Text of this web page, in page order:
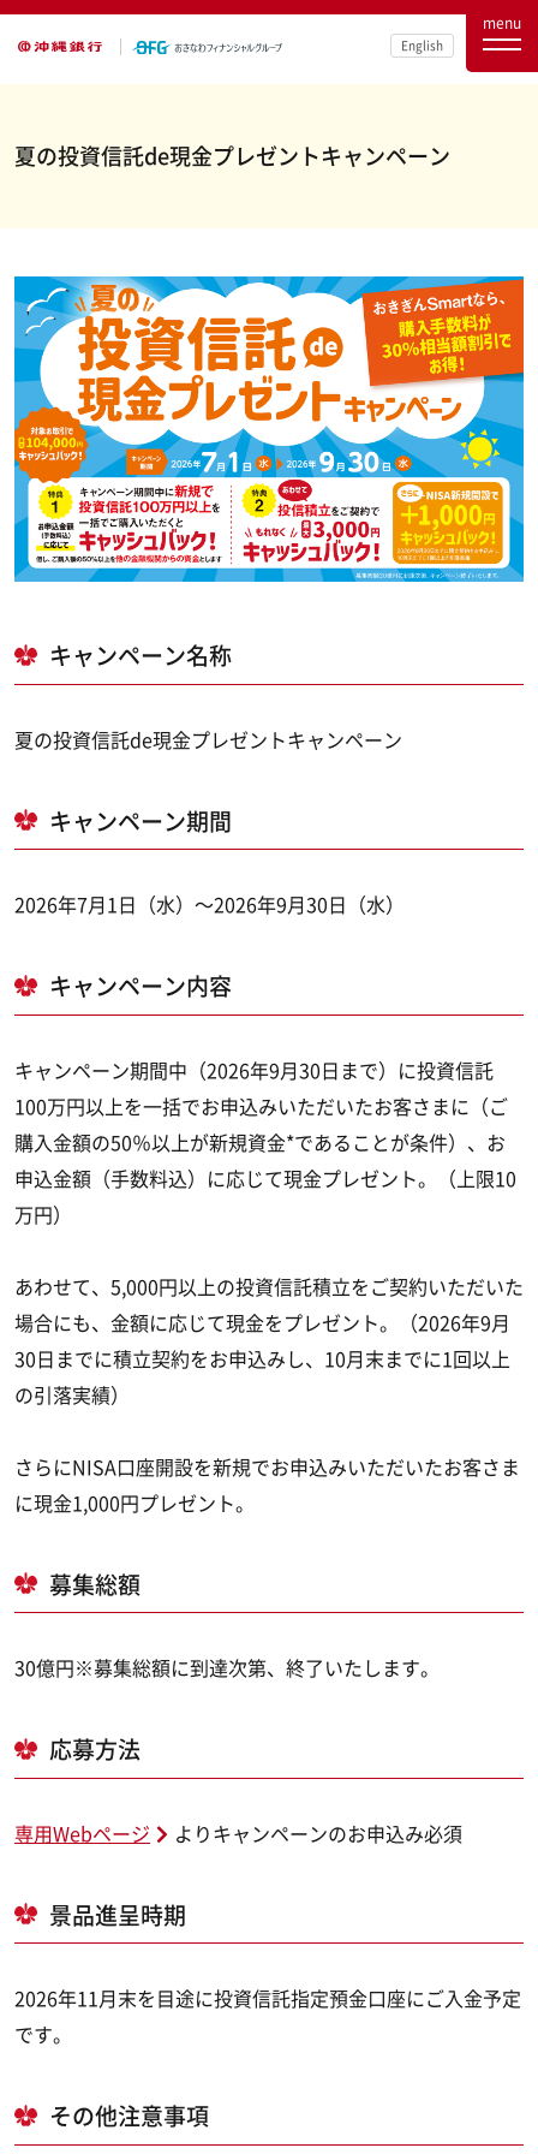
English
menu
夏の投資信託de現金プレゼントキャンペーン
キャンペーン名称
夏の投資信託de現金プレゼントキャンペーン
キャンペーン期間
2026年7月1日（水）～2026年9月30日（水）
キャンペーン内容
キャンペーン期間中（2026年9月30日まで）に投資信託
100万円以上を一括でお申込みいただいたお客さまに（ご
購入金額の50％以上が新規資金*であることが条件）、お
申込金額（手数料込）に応じて現金プレゼント。（上限10
万円）
あわせて、5,000円以上の投資信託積立をご契約いただいた
場合にも、金額に応じて現金をプレゼント。（2026年9月
30日までに積立契約をお申込みし、10月末までに1回以上
の引落実績）
さらにNISA口座開設を新規でお申込みいただいたお客さま
に現金1,000円プレゼント。
募集総額
30億円※募集総額に到達次第、終了いたします。
応募方法
専用Webページ よりキャンペーンのお申込み必須
景品進呈時期
2026年11月末を目途に投資信託指定預金口座にご入金予定
です。
その他注意事項